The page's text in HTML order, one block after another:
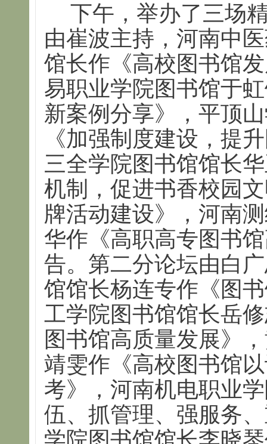
下午，举办了三场
由崔波主持，河南中
馆长作《高校图书馆
易职业学院图书馆于
新案例分享》，平顶
《加强制度建设，提
三全学院图书馆馆长
机制，促进书香校园
牌活动建设》，河南
华作《高职高专图书
告。第二分论坛由白
馆馆长杨连专作《图
工学院图书馆馆长岳
图书馆高质量发展》
靖雯作《高校图书馆
考》，河南机电职业
伍、抓管理、强服务